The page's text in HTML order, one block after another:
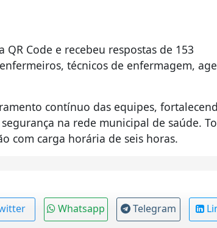
Code e recebeu respostas de 153
técnicos de enfermagem,
contínuo das equipes,
na rede municipal de saúde.
com carga horária de seis horas.
Whatsapp Telegram